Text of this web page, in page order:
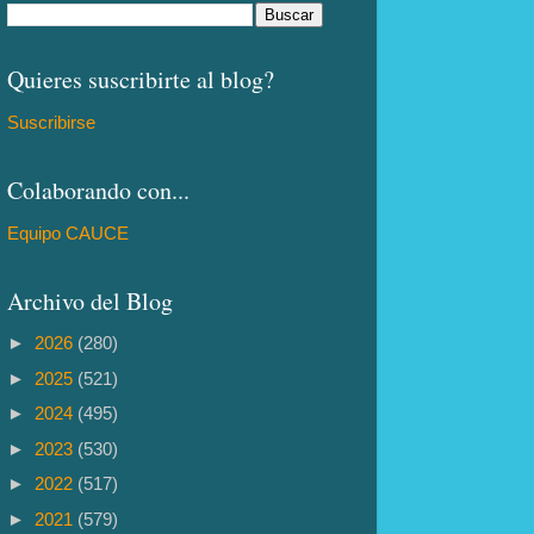
Quieres suscribirte al blog?
Suscribirse
Colaborando con...
Equipo CAUCE
Archivo del Blog
► 2026 (280)
► 2025 (521)
► 2024 (495)
► 2023 (530)
► 2022 (517)
► 2021 (579)